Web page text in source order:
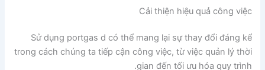
Cải thiện hiệu quả công việc
Sử dụng portgas d có thể mang lại sự thay đổi đáng kể
trong cách chúng ta tiếp cận công việc, từ việc quản lý thời
gian đến tối ưu hóa quy trình.